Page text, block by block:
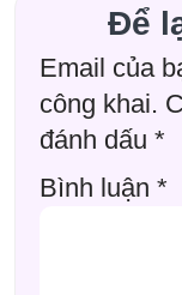
Để
Email của
công khai.
đánh dấu *
Bình luận *